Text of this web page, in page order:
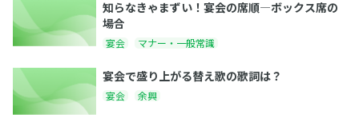
知らなきゃまずい！宴会の席順―ボックス席の
場合
宴会 マナー・一般常識
宴会で盛り上がる替え歌の歌詞は？
宴会 余興